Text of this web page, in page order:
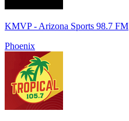
KMVP - Arizona Sports 98.7 FM
Phoenix